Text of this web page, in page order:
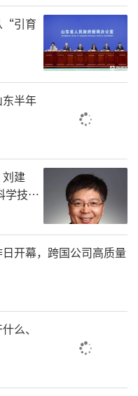
球化能力的拉通
能实现全球热卖，
销等多项全球化
全球十大研发中
项科技，并应用在
的健康饮食。
“引育
半年
建
学技术
开幕，跨国公司高质量
么、